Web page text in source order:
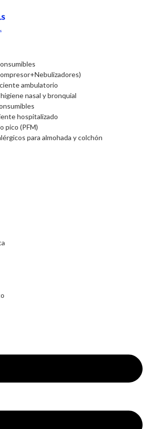
ambulatorio
nasal y bronquial
hospitalizado
pico (PFM)
para almohada y colchón